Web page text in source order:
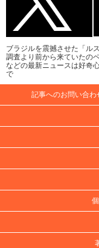
ブラジルを震撼させた「ル
調査より前から来ていたの
などの最新ニュースは好奇
で
記事へのお問い合わ